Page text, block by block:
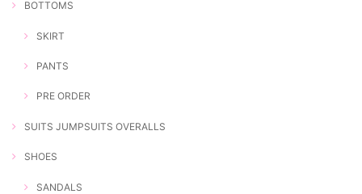
BOTTOMS
SKIRT
PANTS
PRE ORDER
SUITS JUMPSUITS OVERALLS
SHOES
SANDALS